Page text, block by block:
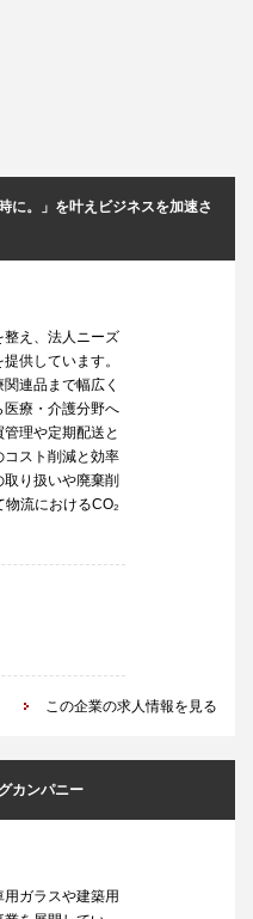
に。」を叶えビジネスを加速さ
え、法人ニーズ
供しています。
連品まで幅広く
療・介護分野へ
理や定期配送と
コスト削減と効率
り扱いや廃棄削
流におけるCO₂
この企業の求人情報を見る
カンパニー
ガラスや建築用